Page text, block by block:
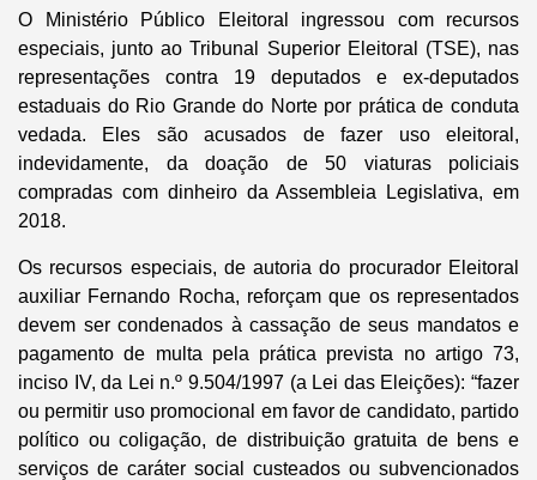
O Ministério Público Eleitoral ingressou com recursos
especiais, junto ao Tribunal Superior Eleitoral (TSE), nas
representações contra 19 deputados e ex-deputados
estaduais do Rio Grande do Norte por prática de conduta
vedada. Eles são acusados de fazer uso eleitoral,
indevidamente, da doação de 50 viaturas policiais
compradas com dinheiro da Assembleia Legislativa, em
2018.
Os recursos especiais, de autoria do procurador Eleitoral
auxiliar Fernando Rocha, reforçam que os representados
devem ser condenados à cassação de seus mandatos e
pagamento de multa pela prática prevista no artigo 73,
inciso IV, da Lei n.º 9.504/1997 (a Lei das Eleições): “fazer
ou permitir uso promocional em favor de candidato, partido
político ou coligação, de distribuição gratuita de bens e
serviços de caráter social custeados ou subvencionados